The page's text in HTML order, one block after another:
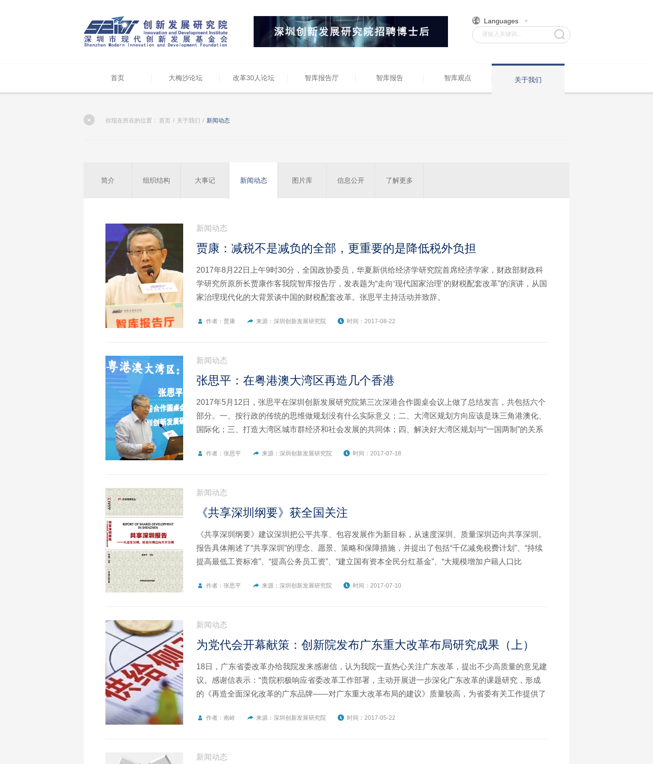
Languages
请输入关键词...
首页 大梅沙论坛 改革30人论坛 智库报告厅 智库报告 智库观点 关于我们
你现在所在的位置： 首页 / 关于我们 / 新闻动态
简介 组织结构 大事记 新闻动态 图片库 信息公开 了解更多
新闻动态
贾康：减税不是减负的全部，更重要的是降低税外负担
2017年8月22日上午9时30分，全国政协委员，华夏新供给经济学研究院首席经济学家，财政部财政科
学研究所原所长贾康作客我院智库报告厅，发表题为“走向‘现代国家治理’的财税配套改革”的演讲，从国
家治理现代化的大背景谈中国的财税配套改革。张思平主持活动并致辞。
作者：贾康 来源：深圳创新发展研究院 时间：2017-08-22
新闻动态
张思平：在粤港澳大湾区再造几个香港
2017年5月12日，张思平在深圳创新发展研究院第三次深港合作圆桌会议上做了总结发言，共包括六个
部分。一、按行政的传统的思维做规划没有什么实际意义；二、大湾区规划方向应该是珠三角港澳化、
国际化；三、打造大湾区城市群经济和社会发展的共同体；四、解决好大湾区规划与“一国两制”的关系
多珠江大桥，治理好珠江黄金水域。
作者：张思平 来源：深圳创新发展研究院 时间：2017-07-18
新闻动态
《共享深圳纲要》获全国关注
《共享深圳纲要》建议深圳把公平共享、包容发展作为新目标，从速度深圳、质量深圳迈向共享深圳。
报告具体阐述了“共享深圳”的理念、愿景、策略和保障措施，并提出了包括“千亿减免税费计划”、“持续
提高最低工资标准”、“提高公务员工资”、“建立国有资本全民分红基金”、“大规模增加户籍人口比
统地提出这一理念。
作者：张思平 来源：深圳创新发展研究院 时间：2017-07-10
新闻动态
为党代会开幕献策：创新院发布广东重大改革布局研究成果（上）
18日，广东省委改革办给我院发来感谢信，认为我院一直热心关注广东改革，提出不少高质量的意见建
议。感谢信表示：“贵院积极响应省委改革工作部署，主动开展进一步深化广东改革的课题研究，形成
的《再造全面深化改革的广东品牌——对广东重大改革布局的建议》质量较高，为省委有关工作提供了
作者：南岭 来源：深圳创新发展研究院 时间：2017-05-22
新闻动态